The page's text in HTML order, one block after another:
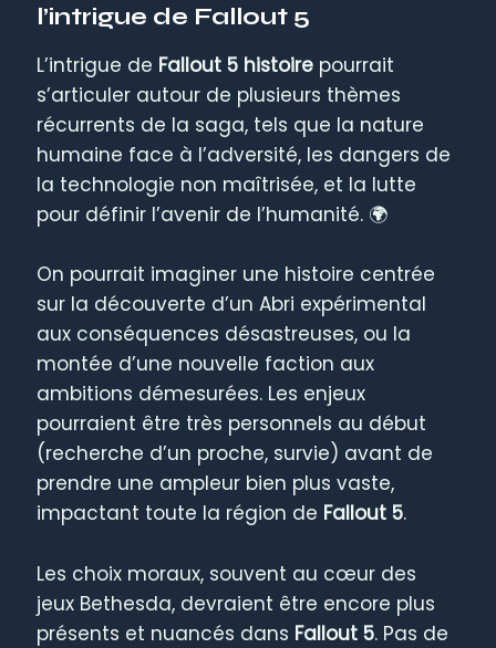
l’intrigue de Fallout 5
L’intrigue de Fallout 5 histoire pourrait
s’articuler autour de plusieurs thèmes
récurrents de la saga, tels que la nature
humaine face à l’adversité, les dangers de
la technologie non maîtrisée, et la lutte
pour définir l’avenir de l’humanité. 🌍
On pourrait imaginer une histoire centrée
sur la découverte d’un Abri expérimental
aux conséquences désastreuses, ou la
montée d’une nouvelle faction aux
ambitions démesurées. Les enjeux
pourraient être très personnels au début
(recherche d’un proche, survie) avant de
prendre une ampleur bien plus vaste,
impactant toute la région de Fallout 5.
Les choix moraux, souvent au cœur des
jeux Bethesda, devraient être encore plus
présents et nuancés dans Fallout 5. Pas de